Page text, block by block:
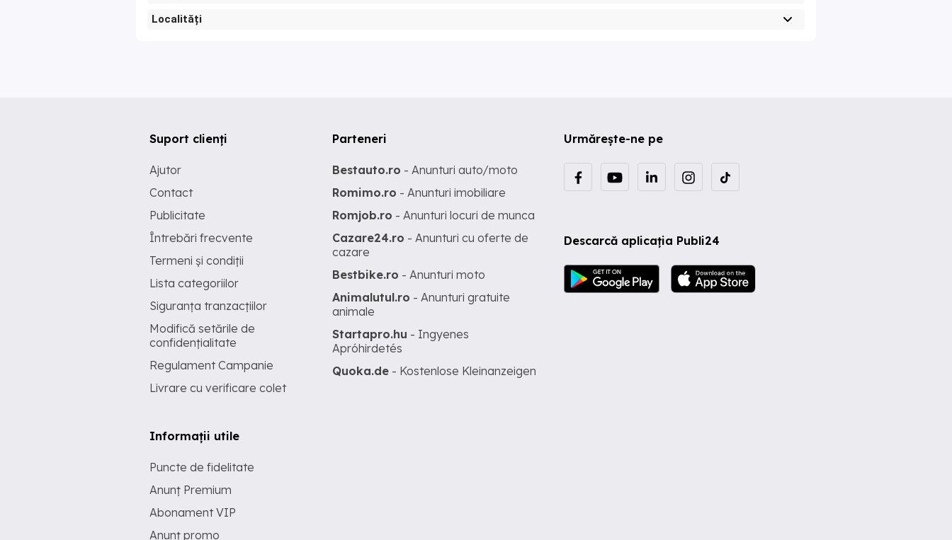
Localități
Urmărește-ne pe
Descarcă aplicația Publi24
Suport clienți
Ajutor
Contact
Publicitate
Întrebări frecvente
Termeni și condiții
Lista categoriilor
Siguranța tranzacțiilor
Modifică setările de
confidențialitate
Regulament Campanie
Livrare cu verificare colet
Informații utile
Puncte de fidelitate
Anunț Premium
Abonament VIP
Anunț promo
Parteneri
Bestauto.ro - Anunturi auto/moto
Romimo.ro - Anunturi imobiliare
Romjob.ro - Anunturi locuri de munca
Cazare24.ro - Anunturi cu oferte de
cazare
Bestbike.ro - Anunturi moto
Animalutul.ro - Anunturi gratuite
animale
Startapro.hu - Ingyenes
Apróhirdetés
Quoka.de - Kostenlose Kleinanzeigen